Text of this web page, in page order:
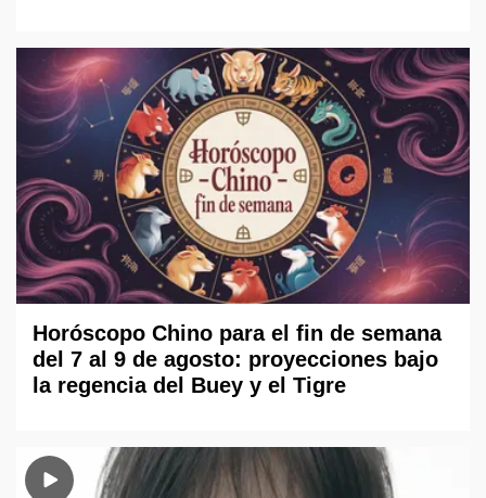
Horóscopo Chino para el fin de semana
del 7 al 9 de agosto: proyecciones bajo
la regencia del Buey y el Tigre